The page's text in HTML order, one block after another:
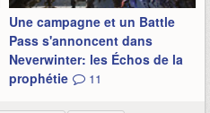
Une campagne et un Battle
Pass s'annoncent dans
Neverwinter: les Échos de la
prophétie
11